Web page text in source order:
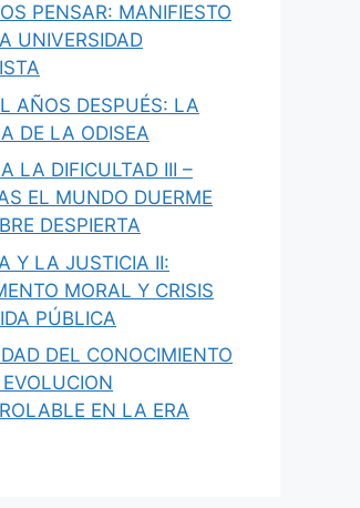
PENSAR: MANIFIESTO
UNIVERSIDAD
AÑOS DESPUÉS: LA
DE LA ODISEA
LA DIFICULTAD III –
EL MUNDO DUERME
DESPIERTA
Y LA JUSTICIA II:
MORAL Y CRISIS
PÚBLICA
DEL CONOCIMIENTO
EN LA ERA